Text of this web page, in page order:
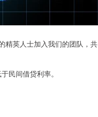
精英人士加入我们的团队，共
民间借贷利率。